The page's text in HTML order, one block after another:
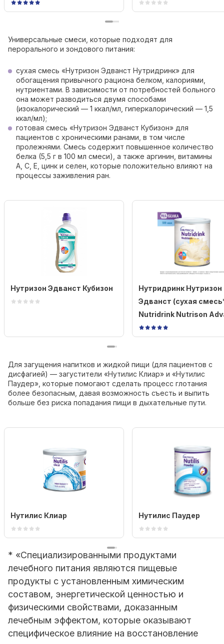
Универсальные смеси, которые подходят для
перорального и зондового питания:
сухая смесь «Нутризон Эдванст Нутридринк» для
обогащения привычного рациона белком, калориями,
нутриентами. В зависимости от потребностей больного
она может разводиться двумя способами
(изокалорический — 1 ккал/мл, гиперкалорический — 1,5
ккал/мл);
готовая смесь «Нутризон Эдванст Кубизон» для
пациентов с хроническими ранами, в том числе
пролежнями. Смесь содержит повышенное количество
белка (5,5 г в 100 мл смеси), а также аргинин, витамины
A, C, E, цинк и селен, которые положительно влияют на
процессы заживления ран.
Нутризон Эдванст Кубизон
Нутридринк Нутризон
Эдванст (cухая
Nutridrink Nutrison
Для загущения напитков и жидкой пищи (для пациентов с
дисфагией) — загустители «Нутилис Клиар» и «Нутилис
Паудер», которые помогают сделать процесс глотания
более безопасным, давая возможность съесть и выпить
больше без риска попадания пищи в дыхательные пути.
Нутилис Клиар Нутилис Паудер
* «Специализированными продуктами
лечебного питания являются пищевые
продукты с установленным химическим
составом, энергетической ценностью и
физическими свойствами, доказанным
лечебным эффектом, которые оказывают
специфическое влияние на восстановление